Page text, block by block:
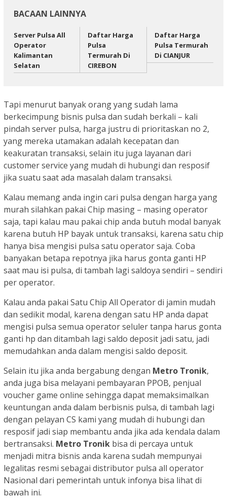
BACAAN LAINNYA
Server Pulsa All
Operator
Kalimantan
Selatan
Daftar Harga
Pulsa
Termurah Di
CIREBON
Daftar Harga
Pulsa Termurah
Di CIANJUR
Tapi menurut banyak orang yang sudah lama
berkecimpung bisnis pulsa dan sudah berkali – kali
pindah server pulsa, harga justru di prioritaskan no 2,
yang mereka utamakan adalah kecepatan dan
keakuratan transaksi, selain itu juga layanan dari
customer service yang mudah di hubungi dan resposif
jika suatu saat ada masalah dalam transaksi.
Kalau memang anda ingin cari pulsa dengan harga yang
murah silahkan pakai Chip masing – masing operator
saja, tapi kalau mau pakai chip anda butuh modal banyak
karena butuh HP bayak untuk transaksi, karena satu chip
hanya bisa mengisi pulsa satu operator saja. Coba
banyakan betapa repotnya jika harus gonta ganti HP
saat mau isi pulsa, di tambah lagi saldoya sendiri – sendiri
per operator.
Kalau anda pakai Satu Chip All Operator di jamin mudah
dan sedikit modal, karena dengan satu HP anda dapat
mengisi pulsa semua operator seluler tanpa harus gonta
ganti hp dan ditambah lagi saldo deposit jadi satu, jadi
memudahkan anda dalam mengisi saldo deposit.
Selain itu jika anda bergabung dengan Metro Tronik,
anda juga bisa melayani pembayaran PPOB, penjual
voucher game online sehingga dapat memaksimalkan
keuntungan anda dalam berbisnis pulsa, di tambah lagi
dengan pelayan CS kami yang mudah di hubungi dan
resposif jadi siap membantu anda jika ada kendala dalam
bertransaksi. Metro Tronik bisa di percaya untuk
menjadi mitra bisnis anda karena sudah mempunyai
legalitas resmi sebagai distributor pulsa all operator
Nasional dari pemerintah untuk infonya bisa lihat di
bawah ini.